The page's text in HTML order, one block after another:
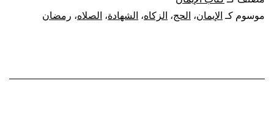
موسوم كـ الإيمان، الحج، الزكاه، الشهادة، الصلاه، رمضان